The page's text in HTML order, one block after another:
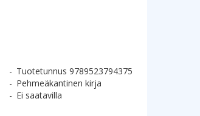
Tuotetunnus 9789523794375
Pehmeäkantinen kirja
Ei saatavilla